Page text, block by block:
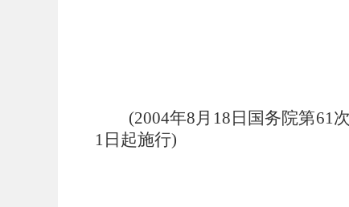
(2004年8月18日国务院第61
1日起施行)